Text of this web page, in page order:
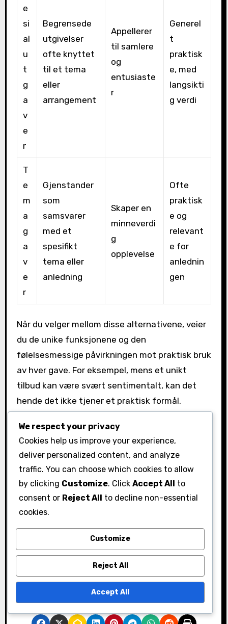
e
si
al
u
t
g
a
v
e
r
Begrensede
utgivelser
ofte knyttet
til et tema
eller
arrangement
Appellerer
til samlere
og
entusiaste
r
Generel
t
praktisk
e, med
langsikti
g verdi
T
e
m
a
g
a
v
e
r
Gjenstander
som
samsvarer
med et
spesifikt
tema eller
anledning
Skaper en
minneverdi
g
opplevelse
Ofte
praktisk
e og
relevant
e for
anlednin
gen
Når du velger mellom disse alternativene, veier
du de unike funksjonene og den
følelsesmessige påvirkningen mot praktisk bruk
av hver gave. For eksempel, mens et unikt
tilbud kan være svært sentimentalt, kan det
hende det ikke tjener et praktisk formål.
relevans og brukervennlighet, noe som gjør dem
til et trygt valg for mange anledninger.
Relaterte artikler
Gems Rewards: Spesielle bonuser,
Arrangement-spesifikke belønninger,
Gems Strategier: Maksimere belønninger,
Effektiv bruk, Beste praksis
Kampanje Gave Ressurser: Veiledninger,
Verktøy, Samfunnsbidrag
We respect your privacy
Cookies help us improve your experience,
deliver personalized content, and analyze
traffic. You can choose which cookies to allow
by clicking Customize. Click Accept All to
consent or Reject All to decline non-essential
cookies.
Customize
Reject All
Accept All